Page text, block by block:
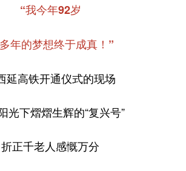
“我今年92岁
年的梦想终于成真！”
延高铁开通仪式的现场
光下熠熠生辉的“复兴号”
折正千老人感慨万分